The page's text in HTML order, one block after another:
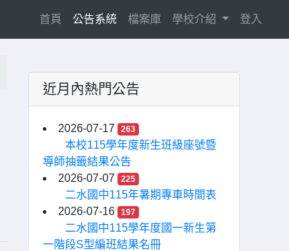
首頁 (current)
公告系統 檔案庫 學校介紹 登入
近月內熱門公告
2026-07-17 263
本校115學年度新生班級座號暨
導師抽籤結果公告
2026-07-07
225
二水國中115年暑期專車時間表
2026-07-16
197
二水國中115學年度國一新生第
一階段S型編班結果名冊